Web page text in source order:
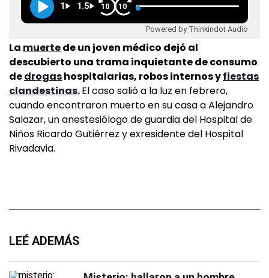
1 1.5 10 10
Powered by Thinkindot Audio
La muertede un joven médico dejó al
descubierto una trama inquietante de consumo
dedrogashospitalarias, robos internos yfiestas
clandestinas.El caso salió a la luz en febrero,
cuando encontraron muerto en su casa a Alejandro
Salazar, un anestesiólogo de guardia del Hospital de
Niños Ricardo Gutiérrez y exresidente del Hospital
Rivadavia.
LEÉ ADEMÁS